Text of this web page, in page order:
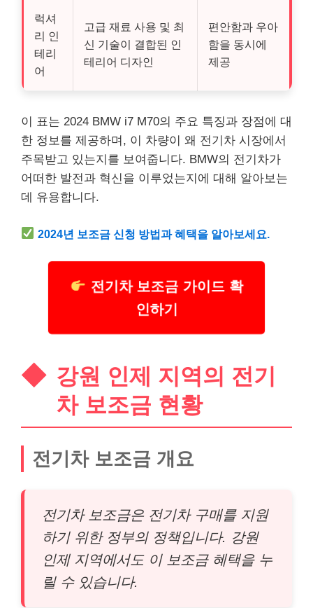
럭셔
리 인
테리
어
고급 재료 사용 및 최
신 기술이 결합된 인
테리어 디자인
편안함과 우아
함을 동시에
제공
이 표는 2024 BMW i7 M70의 주요 특징과 장점에 대
한 정보를 제공하며, 이 차량이 왜 전기차 시장에서
주목받고 있는지를 보여줍니다. BMW의 전기차가
어떠한 발전과 혁신을 이루었는지에 대해 알아보는
데 유용합니다.
2024년 보조금 신청 방법과 혜택을 알아보세요.
전기차 보조금 가이드 확
인하기
강원 인제 지역의 전기
차 보조금 현황
전기차 보조금 개요
전기차 보조금은 전기차 구매를 지원
하기 위한 정부의 정책입니다. 강원
인제 지역에서도 이 보조금 혜택을 누
릴 수 있습니다.